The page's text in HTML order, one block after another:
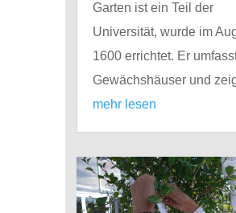
Garten ist ein Teil der
Universität, wurde im
1600 errichtet. Er
Gewächshäuser und
mehr lesen